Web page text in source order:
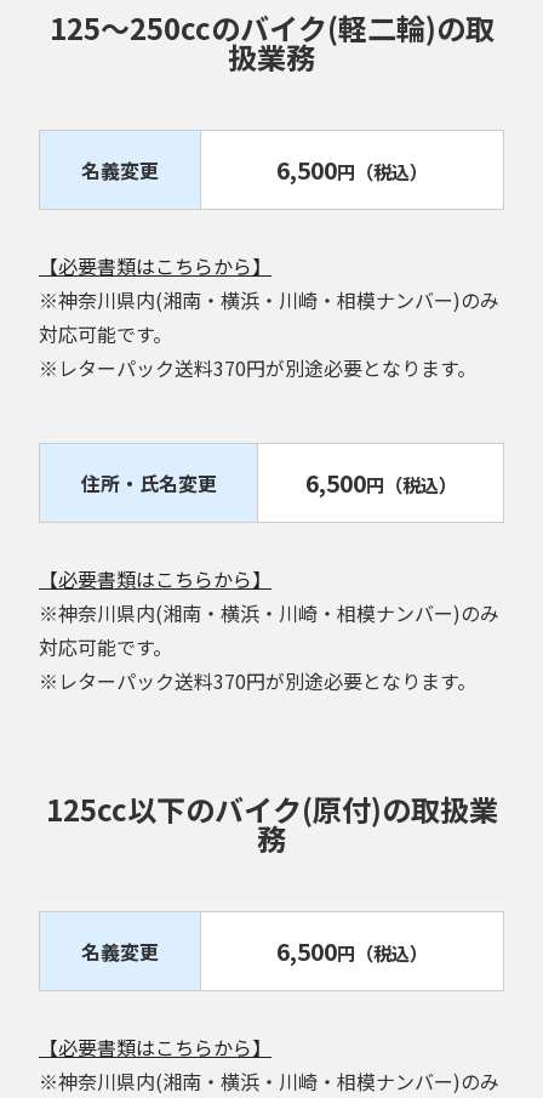
125～250ccのバイク(軽二輪)の取
扱業務
名義変更 6,500円 （税込）
【必要書類はこちらから】
※神奈川県内(湘南・横浜・川崎・相模ナンバー)のみ
対応可能です。
※レターパック送料370円が別途必要となります。
住所・氏名変更 6,500円 （税込）
【必要書類はこちらから】
※神奈川県内(湘南・横浜・川崎・相模ナンバー)のみ
対応可能です。
※レターパック送料370円が別途必要となります。
125cc以下のバイク(原付)の取扱業
務
名義変更 6,500円 （税込）
【必要書類はこちらから】
※神奈川県内(湘南・横浜・川崎・相模ナンバー)のみ